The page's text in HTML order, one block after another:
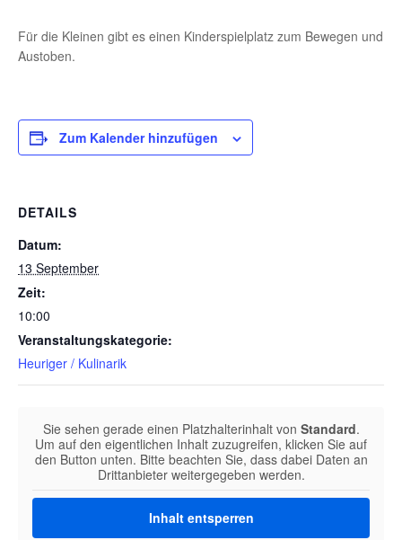
Für die Kleinen gibt es einen Kinderspielplatz zum Bewegen und
Austoben.
Zum Kalender hinzufügen
DETAILS
Datum:
13 September
Zeit:
10:00
Veranstaltungskategorie:
Heuriger / Kulinarik
Sie sehen gerade einen Platzhalterinhalt von Standard.
Um auf den eigentlichen Inhalt zuzugreifen, klicken Sie auf
den Button unten. Bitte beachten Sie, dass dabei Daten an
Drittanbieter weitergegeben werden.
Inhalt entsperren